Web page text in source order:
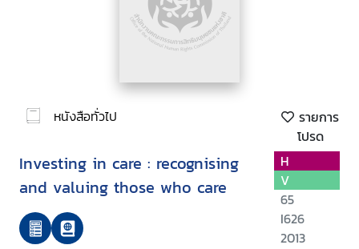
หนังสือทั่วไป
รายการ
โปรด
Investing in care : recognising
and valuing those who care
H
V
65
I626
2013